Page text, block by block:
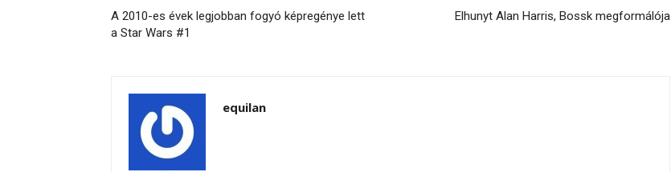
A 2010-es évek legjobban fogyó képregénye lett
a Star Wars #1
Elhunyt Alan Harris, Bossk megformálója
equilan